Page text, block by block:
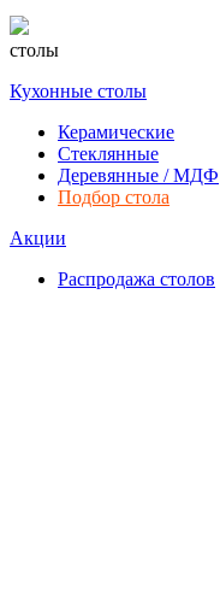
столы
Кухонные столы
Керамические
Стеклянные
Деревянные / МДФ
Подбор стола
Акции
Распродажа столов